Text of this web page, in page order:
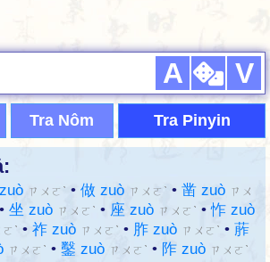
A V
Tra Nôm Tra Pinyin
ㄗㄨㄛˋ • 做 zuò ㄗㄨㄛˋ • 凿 zuò ㄗㄨ
• 坐 zuò ㄗㄨㄛˋ • 座 zuò ㄗㄨㄛˋ •怍 zuò
ˋ • 祚 zuò ㄗㄨㄛˋ • 胙 zuò ㄗㄨㄛˋ • 葄
ㄗㄨㄛˋ • 鑿 zuò ㄗㄨㄛˋ • 阼 zuò ㄗㄨㄛˋ